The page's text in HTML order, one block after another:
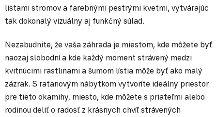
listami stromov a farebnými pestrými kvetmi, vytvárajúc
tak dokonalý vizuálny aj funkčný súlad.
Nezabudnite, že vaša záhrada je miestom, kde môžete byť
naozaj slobodní a kde každý moment strávený medzi
kvitnúcimi rastlinami a šumom lístia môže byť ako malý
zázrak. S ratanovým nábytkom vytvoríte ideálny priestor
pre tieto okamihy, miesto, kde môžete s priateľmi alebo
rodinou deliť o radosť z krásnych chvíľ strávených